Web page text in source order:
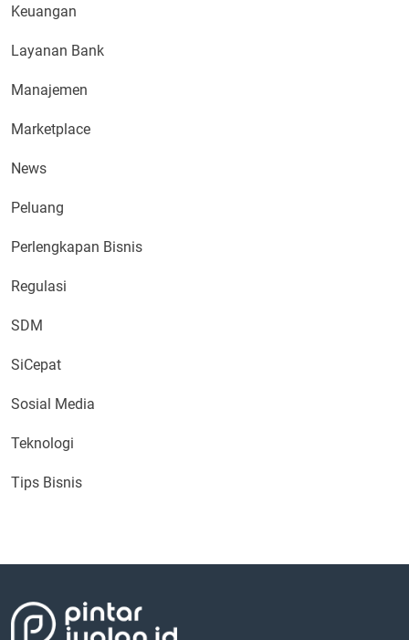
Keuangan
Layanan Bank
Manajemen
Marketplace
News
Peluang
Perlengkapan Bisnis
Regulasi
SDM
SiCepat
Sosial Media
Teknologi
Tips Bisnis